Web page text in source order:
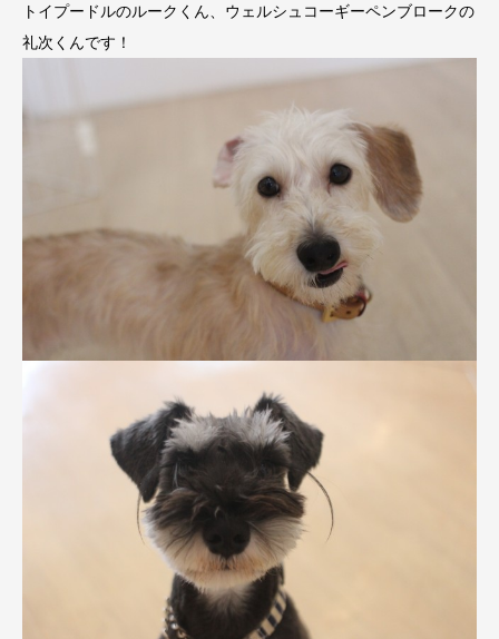
トイプードルのルークくん、ウェルシュコーギーペンブロークの
礼次くんです！